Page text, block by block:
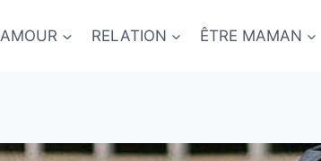
AMOUR RELATION ÊTRE MAMAN